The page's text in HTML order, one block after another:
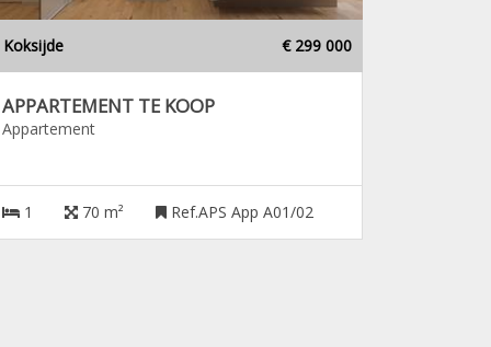
Koksijde € 299 000
APPARTEMENT TE KOOP
Appartement
1 70 m² Ref.APS App A01/02